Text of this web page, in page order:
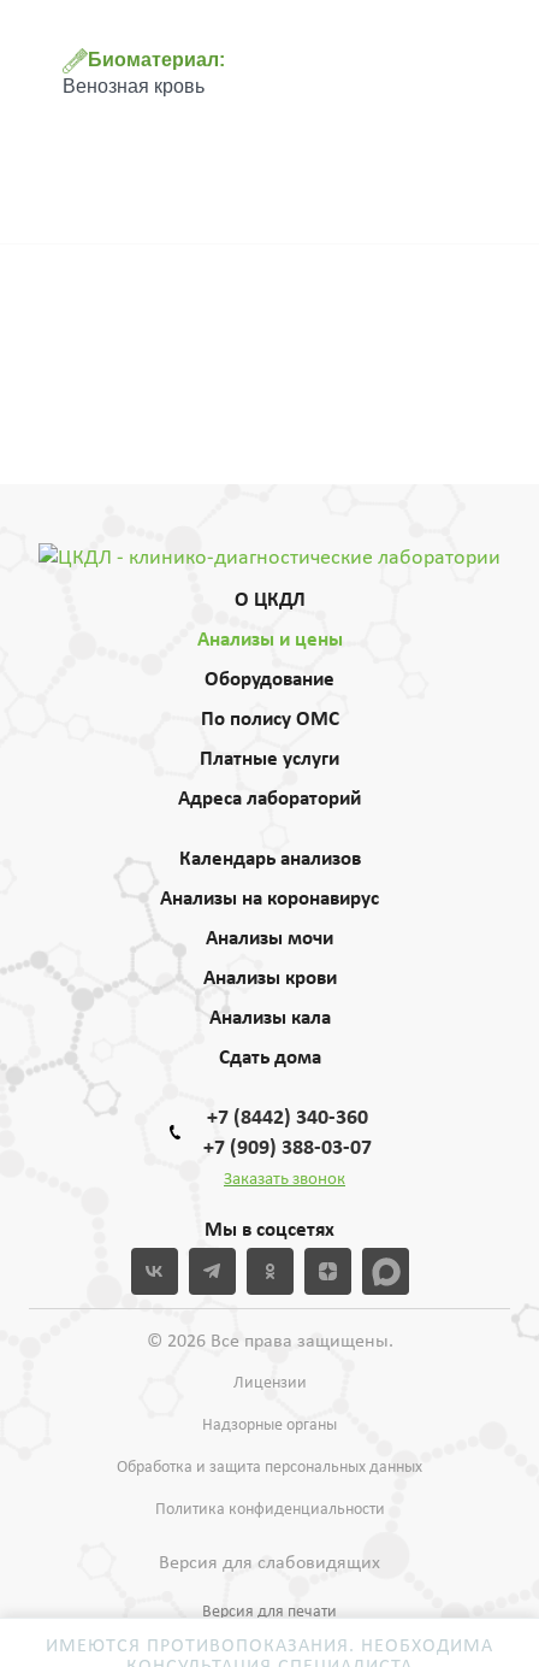
Биоматериал:
Венозная кровь
О ЦКДЛ
Анализы и цены
Оборудование
По полису ОМС
Платные услуги
Адреса лабораторий
Календарь анализов
Анализы на коронавирус
Анализы мочи
Анализы крови
Анализы кала
Сдать дома
+7 (8442) 340-360
+7 (909) 388-03-07
Заказать звонок
Мы в соцсетях
© 2026 Все права защищены.
Лицензии
Надзорные органы
Обработка и защита персональных данных
Политика конфиденциальности
Версия для слабовидящих
Версия для печати
ИМЕЮТСЯ ПРОТИВОПОКАЗАНИЯ. НЕОБХОДИМА